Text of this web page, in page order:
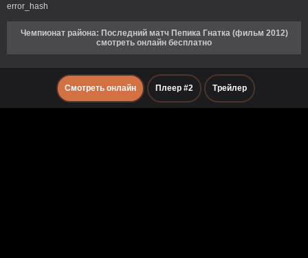
error_hash
Чемпионат района: Последний матч Пепика Гнатка (фильм 2012)
смотреть онлайн бесплатно
Смотреть онлайн Плеер #2 Трейлер